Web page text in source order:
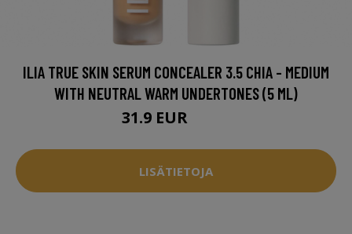
ILIA TRUE SKIN SERUM CONCEALER 3.5 CHIA - MEDIUM
WITH NEUTRAL WARM UNDERTONES (5 ML)
31.9 EUR
LISÄTIETOJA